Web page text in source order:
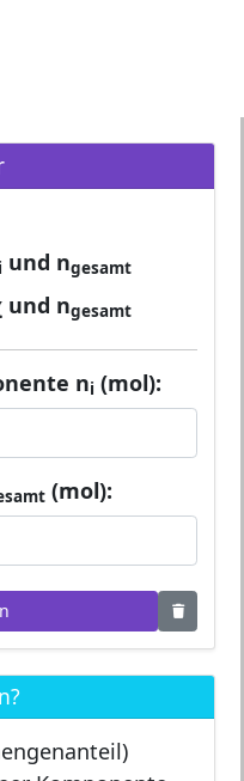
i und ngesamt
und ngesamt
ni (mol):
(mol):